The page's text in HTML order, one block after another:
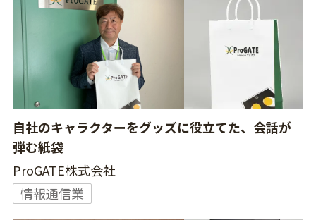
自社のキャラクターをグッズに役立てた、会話が
弾む紙袋
ProGATE株式会社
情報通信業